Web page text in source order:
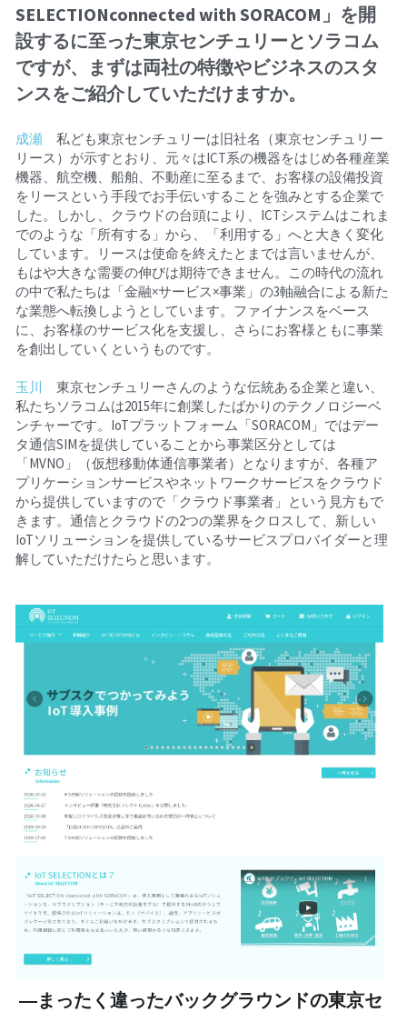
SELECTIONconnected with SORACOM」を開
設するに至った東京センチュリーとソラコム
ですが、まずは両社の特徴やビジネスのスタ
ンスをご紹介していただけますか。
成瀬 私ども東京センチュリーは旧社名（東京センチュリー
リース）が示すとおり、元々はICT系の機器をはじめ各種産業
機器、航空機、船舶、不動産に至るまで、お客様の設備投資
をリースという手段でお手伝いすることを強みとする企業で
した。しかし、クラウドの台頭により、ICTシステムはこれま
でのような「所有する」から、「利用する」へと大きく変化
しています。リースは使命を終えたとまでは言いませんが、
もはや大きな需要の伸びは期待できません。この時代の流れ
の中で私たちは「金融×サービス×事業」の3軸融合による新た
な業態へ転換しようとしています。ファイナンスをベース
に、お客様のサービス化を支援し、さらにお客様ともに事業
を創出していくというものです。
玉川 東京センチュリーさんのような伝統ある企業と違い、
私たちソラコムは2015年に創業したばかりのテクノロジーベ
ンチャーです。IoTプラットフォーム「SORACOM」ではデー
タ通信SIMを提供していることから事業区分としては
「MVNO」（仮想移動体通信事業者）となりますが、各種ア
プリケーションサービスやネットワークサービスをクラウド
から提供していますので「クラウド事業者」という見方もで
きます。通信とクラウドの2つの業界をクロスして、新しい
IoTソリューションを提供しているサービスプロバイダーと理
解していただけたらと思います。
―まったく違ったバックグラウンドの東京セ